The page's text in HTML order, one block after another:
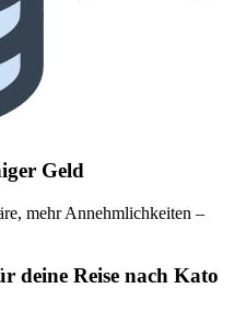
Geld
mehr Annehmlichkeiten –
deine Reise nach Kato